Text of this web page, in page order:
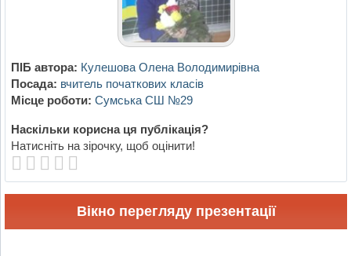
ПІБ автора: Кулешова Олена Володимирівна
Посада: вчитель початкових класів
Місце роботи: Сумська СШ №29
Наскільки корисна ця публікація?
Натисніть на зірочку, щоб оцінити!
Вікно перегляду презентації